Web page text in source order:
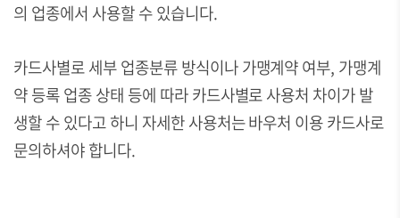
의 업종에서 사용할 수 있습니다.
카드사별로 세부 업종분류 방식이나 가맹계약 여부, 가맹계
약 등록 업종 상태 등에 따라 카드사별로 사용처 차이가 발
생할 수 있다고 하니 자세한 사용처는 바우처 이용 카드사로
문의하셔야 합니다.